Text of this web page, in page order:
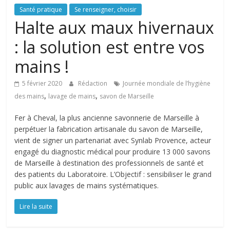
de
toute
famille
Santé pratique Se renseigner, choisir
Halte aux maux hivernaux
: la solution est entre vos
mains !
5 février 2020 Rédaction
Journée mondiale de l’hygiène
des mains, lavage de mains, savon de Marseille
Fer à Cheval, la plus ancienne savonnerie de Marseille à
perpétuer la fabrication artisanale du savon de Marseille,
vient de signer un partenariat avec Synlab Provence, acteur
engagé du diagnostic médical pour produire 13 000 savons
de Marseille à destination des professionnels de santé et
des patients du Laboratoire. L’Objectif : sensibiliser le grand
public aux lavages de mains systématiques.
Lire la suite